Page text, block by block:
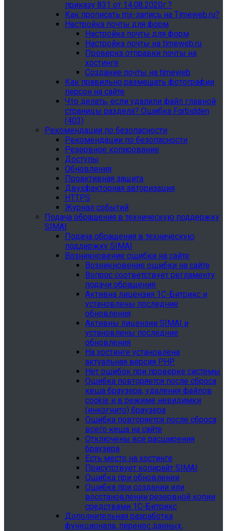
приказу 831 от 14.08.2020г.?
Как прописать mx-запись на Timeweb.ru?
Настройка почты для форм
Настройка почты для форм
Настройка почты на timeweb.ru
Проверка отправки почты на
хостинге
Создание почты на timeweb
Как правильно размещать фотографии
персон на сайте
Что делать, если удалили файл главной
страницы раздела? Ошибка Forbidden
(403)
Рекомендации по безопасности
Рекомендации по безопасности
Резервное копирование
Доступы
Обновления
Проактивная защита
Двухфакторная авторизация
HTTPS
Журнал событий
Подача обращения в техническую поддержку
SIMAI
Подача обращения в техническую
поддержку SIMAI
Возникновение ошибки на сайте
Возникновение ошибки на сайте
Вопрос соответствует регламенту
подачи обращения
Активна лицензия 1С-Битрикс и
установлены последние
обновления
Активны лицензии SIMAI и
установлены последние
обновления
На хостинге установлена
актуальная версия PHP
Нет ошибок при проверке системы
Ошибка повторяется после сброса
кеша браузера, удаления файлов
cookie и в режиме невидимки
(инкогнито) браузера
Ошибка повторяется после сброса
всего кеша на сайте
Отключены все расширения
браузера
Есть место на хостинге
Присутствует копирайт SIMAI
Ошибка при обновлении
Ошибка при создании или
восстановлении резервной копии
средствами 1С-Битрикс
Дополнительная разработка
функционала, перенос данных,